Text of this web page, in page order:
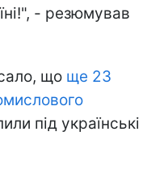
- резюмував
що ще 23
під українські